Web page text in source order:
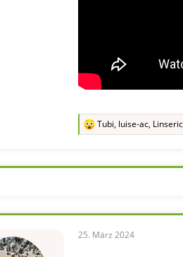
R
e
n
:
Tubi, luise-ac,
25. März 2024